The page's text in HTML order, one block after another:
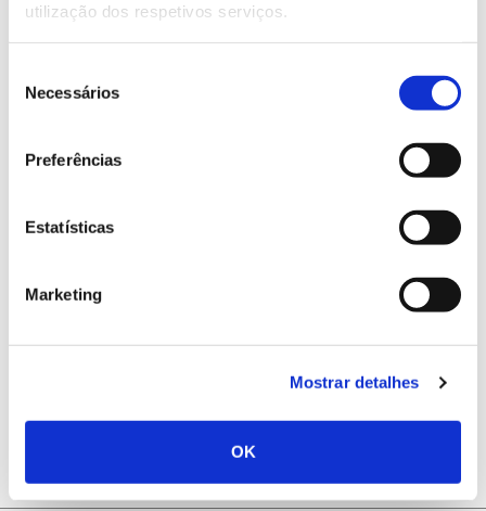
utilização dos respetivos serviços.
Necessários
Preferências
Estatísticas
Marketing
Mostrar detalhes
OK
cidadãos chamados a ajudar
Natureza e florestas procuram jovens voluntários